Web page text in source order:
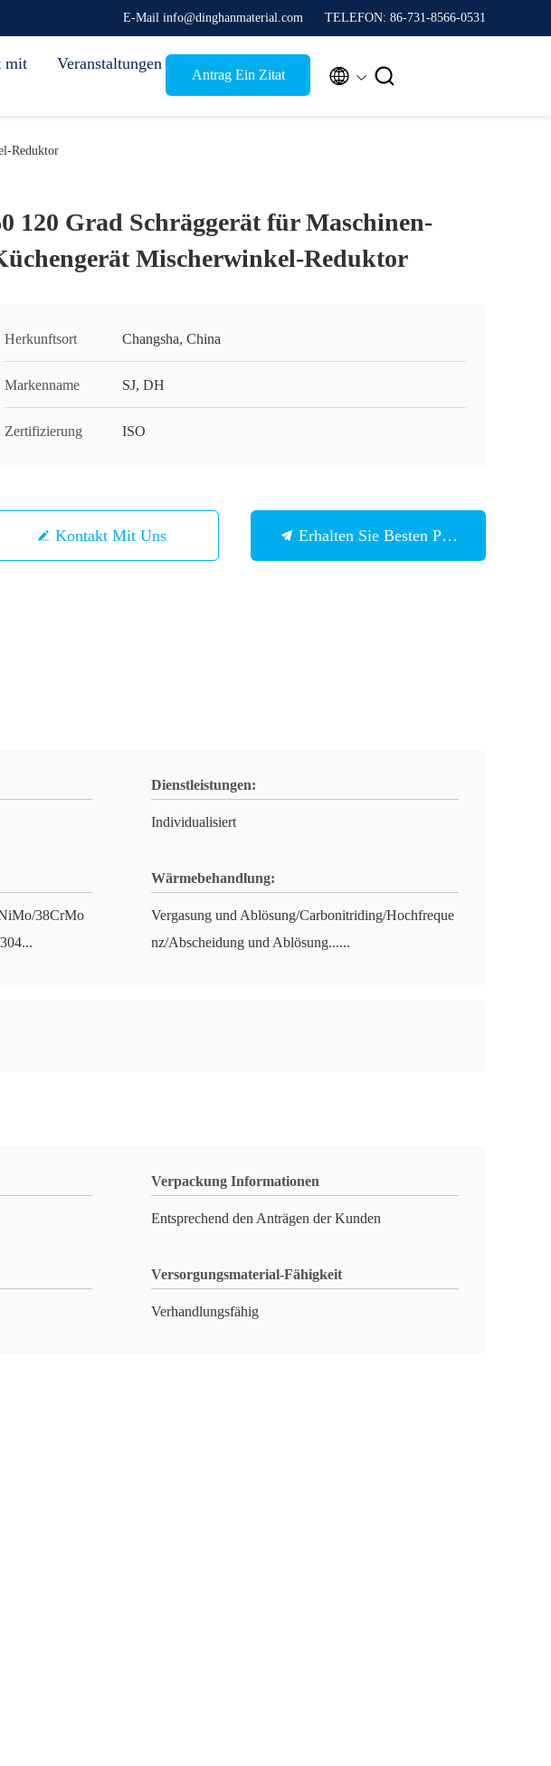
E-Mail info@dinghanmaterial.com TELEFON: 86-731-8566-0531
mit
Veranstaltungen
Antrag Ein Zitat  
Reduktor
120 Grad Schräggerät für Maschinen-
Mischerwinkel-Reduktor
Herkunftsort Changsha, China
Markenname SJ, DH
Zertifizierung ISO
Kontakt Mit Uns Erhalten Sie Besten Preis
Dienstleistungen:
Individualisiert
38CrMo
Wärmebehandlung:
Vergasung und Ablösung/Carbonitriding/Hochfreque
nz/Abscheidung und Ablösung......
Verpackung Informationen
Entsprechend den Anträgen der Kunden
Versorgungsmaterial-Fähigkeit
Verhandlungsfähig